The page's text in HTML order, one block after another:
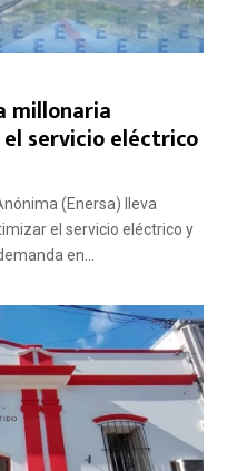
millonaria
servicio eléctrico
(Enersa) lleva
el servicio eléctrico y
en...